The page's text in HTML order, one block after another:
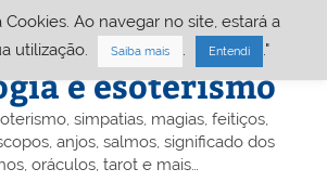
A&E – Portal
e esoterismo
simpatias, magias, feitiços,
anjos, salmos, significado dos
oráculos, tarot e mais…
Cookies. Ao navegar no site, estará a
utilização.
Saiba mais Entendi ."